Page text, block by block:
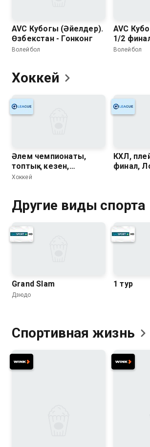
AVC Кубогы (Әйелдер).
Өзбекстан - Гонконг
Волейбол
AVC
1/2
Корея -
Волейбол
Хоккей
Әлем чемпионаты,
топтық кезен,
Германия - Швейцария
Хоккей
КХЛ,
финал,
Другие виды спорта
Grand Slam
Дзюдо
1 тур
Спортивная жизнь